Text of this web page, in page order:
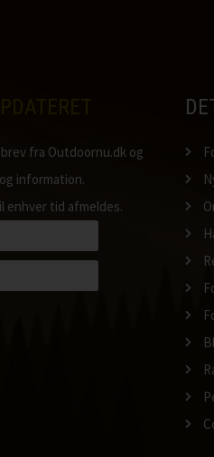
fra Outdoornu.dk og
information.
enhver tid afmeldes.